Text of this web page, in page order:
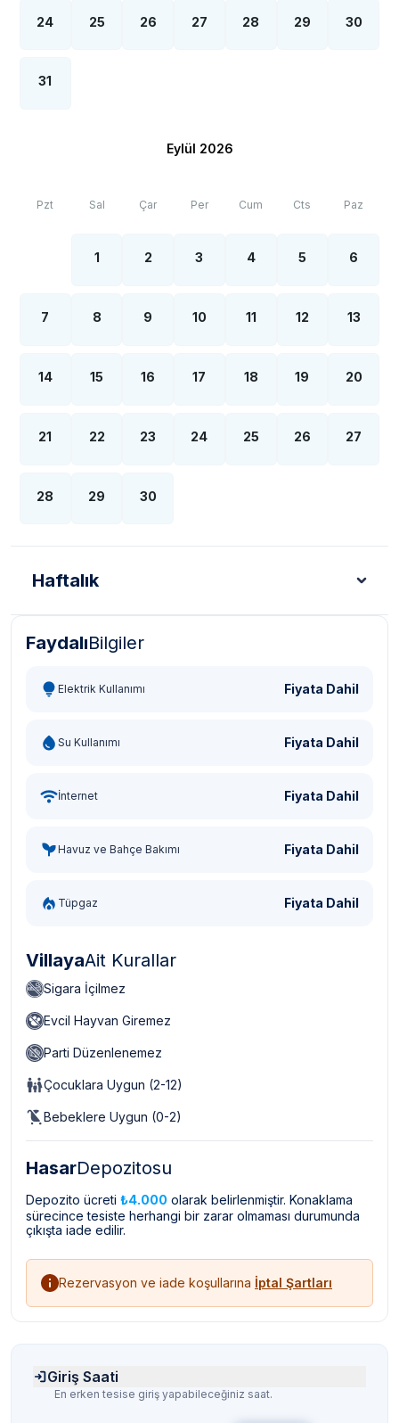
24 25 26 27 28 29 30
31
Eylül 2026
Pzt Sal Çar Per Cum Cts Paz
1 2 3 4 5 6
7 8 9 10 11 12 13
14 15 16 17 18 19 20
21 22 23 24 25 26 27
28 29 30
Haftalık
Türk Lirası - TL
FaydalıBilgiler
Elektrik Kullanımı Fiyata Dahil
Su Kullanımı Fiyata Dahil
İnternet Fiyata Dahil
Havuz ve Bahçe Bakımı Fiyata Dahil
Tüpgaz Fiyata Dahil
VillayaAit Kurallar
Sigara İçilmez
Evcil Hayvan Giremez
Parti Düzenlenemez
Çocuklara Uygun (2-12)
Bebeklere Uygun (0-2)
HasarDepozitosu
Depozito ücreti ₺4.000 olarak belirlenmiştir. Konaklama
sürecince tesiste herhangi bir zarar olmaması durumunda
çıkışta iade edilir.
Rezervasyon ve iade koşullarına İptal Şartları
Giriş Saati
En erken tesise giriş yapabileceğiniz saat.